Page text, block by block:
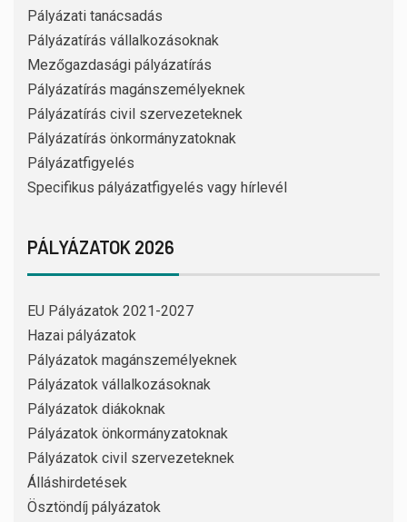
Pályázati tanácsadás
Pályázatírás vállalkozásoknak
Mezőgazdasági pályázatírás
Pályázatírás magánszemélyeknek
Pályázatírás civil szervezeteknek
Pályázatírás önkormányzatoknak
Pályázatfigyelés
Specifikus pályázatfigyelés vagy hírlevél
PÁLYÁZATOK 2026
EU Pályázatok 2021-2027
Hazai pályázatok
Pályázatok magánszemélyeknek
Pályázatok vállalkozásoknak
Pályázatok diákoknak
Pályázatok önkormányzatoknak
Pályázatok civil szervezeteknek
Álláshirdetések
Ösztöndíj pályázatok